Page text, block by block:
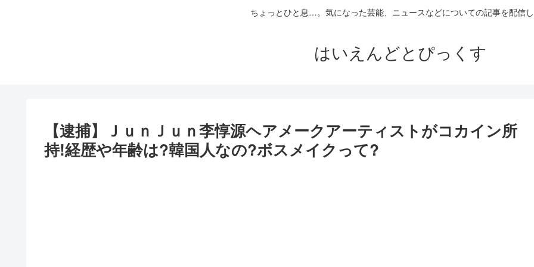
ちょっとひと息…。気になった芸能、ニュースなどについての記事を配信
はいえんどとぴっくす
【逮捕】ＪｕｎＪｕｎ李惇源ヘアメークアーティストがコカイン所
持!経歴や年齢は?韓国人なの?ボスメイクって?